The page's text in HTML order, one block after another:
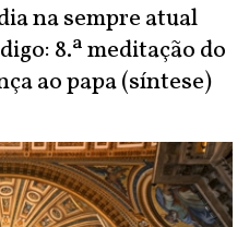
na sempre atual
8.ª meditação do
ao papa (síntese)